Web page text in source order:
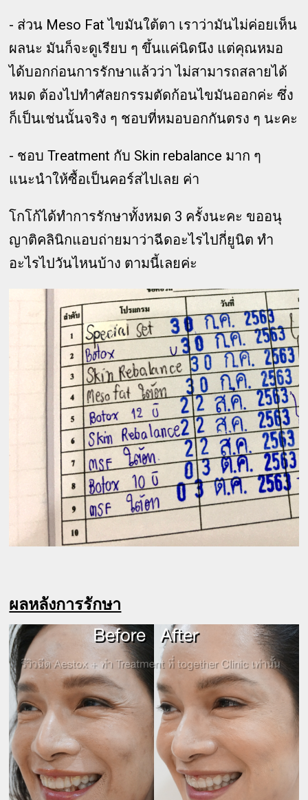
- ส่วน Meso Fat ไขมันใต้ตา เราว่ามันไม่ค่อยเห็น
ผลนะ มันก็จะดูเรียบ ๆ ขึ้นแค่นิดนึง แต่คุณหมอ
ได้บอกก่อนการรักษาแล้วว่า ไม่สามารถสลายได้
หมด ต้องไปทำศัลยกรรมตัดก้อนไขมันออกค่ะ ซึ่ง
ก็เป็นเช่นนั้นจริง ๆ ชอบที่หมอบอกกันตรง ๆ นะคะ
- ชอบ Treatment กับ Skin rebalance มาก ๆ
แนะนำให้ซื้อเป็นคอร์สไปเลย ค่า
โกโก้ได้ทำการรักษาทั้งหมด 3 ครั้งนะคะ ขออนุ
ญาติคลินิกแอบถ่ายมาว่าฉีดอะไรไปกี่ยูนิต ทำ
อะไรไปวันไหนบ้าง ตามนี้เลยค่ะ
ผลหลังการรักษา